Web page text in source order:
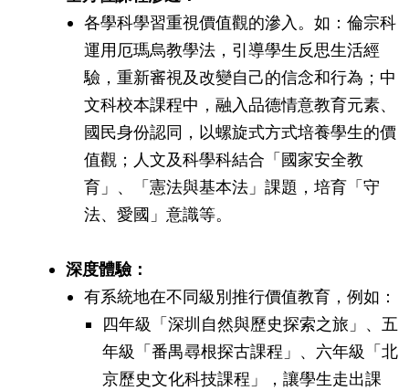
各學科學習重視價值觀的滲入。如：倫宗科
運用厄瑪烏教學法，引導學生反思生活經
驗，重新審視及改變自己的信念和行為；中
文科校本課程中，融入品德情意教育元素、
國民身份認同，以螺旋式方式培養學生的價
值觀；人文及科學科結合「國家安全教
育」、「憲法與基本法」課題，培育「守
法、愛國」意識等。
深度體驗：
有系統地在不同級別推行價值教育，例如：
四年級「深圳自然與歷史探索之旅」、五
年級「番禺尋根探古課程」、六年級「北
京歷史文化科技課程」，讓學生走出課